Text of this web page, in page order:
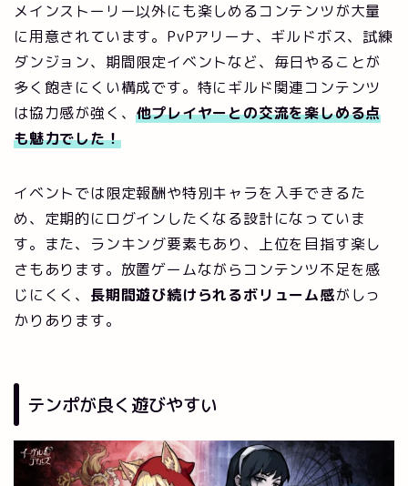
メインストーリー以外にも楽しめるコンテンツが大量
に用意されています。PvPアリーナ、ギルドボス、試練
ダンジョン、期間限定イベントなど、毎日やることが
多く飽きにくい構成です。特にギルド関連コンテンツ
は協力感が強く、他プレイヤーとの交流を楽しめる点
も魅力でした！
イベントでは限定報酬や特別キャラを入手できるた
め、定期的にログインしたくなる設計になっていま
す。また、ランキング要素もあり、上位を目指す楽し
さもあります。放置ゲームながらコンテンツ不足を感
じにくく、 長期間遊び続けられるボリューム感がしっ
かりあります。
テンポが良く遊びやすい